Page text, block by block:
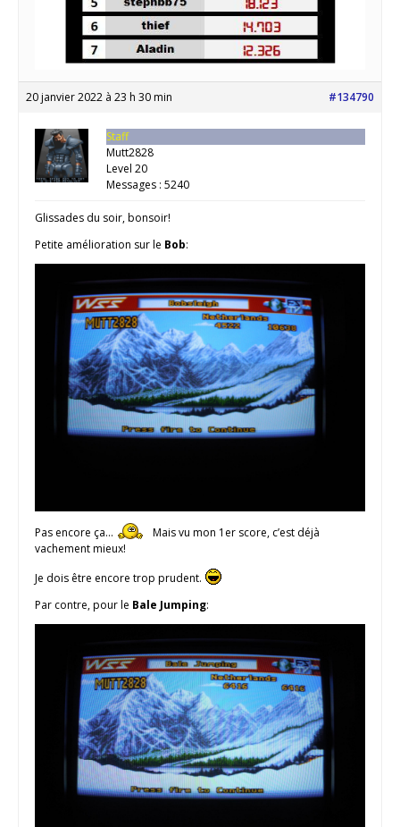
20 janvier 2022 à 23 h 30 min #134790
Staff
Mutt2828
Level 20
Messages : 5240
Glissades du soir, bonsoir!
Petite amélioration sur le Bob:
Pas encore ça…
Mais vu mon 1er score, c’est déjà
vachement mieux!
Je dois être encore trop prudent.
Par contre, pour le Bale Jumping: